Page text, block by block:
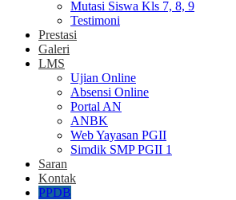
Mutasi Siswa Kls 7, 8, 9
Testimoni
Prestasi
Galeri
LMS
Ujian Online
Absensi Online
Portal AN
ANBK
Web Yayasan PGII
Simdik SMP PGII 1
Saran
Kontak
PPDB